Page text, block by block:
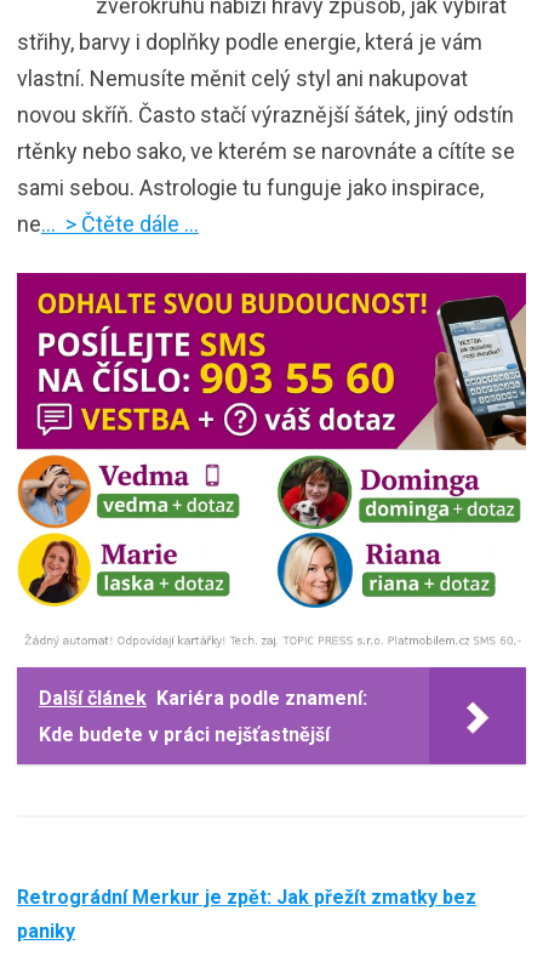
střihy, barvy i doplňky podle energie, která je vám
vlastní. Nemusíte měnit celý styl ani nakupovat
novou skříň. Často stačí výraznější šátek, jiný odstín
rtěnky nebo sako, ve kterém se narovnáte a cítíte se
sami sebou. Astrologie tu funguje jako inspirace,
ne… > Čtěte dále …
Další článek Kariéra podle znamení:
Kde budete v práci nejšťastnější
Retrográdní Merkur je zpět: Jak přežít zmatky bez
paniky